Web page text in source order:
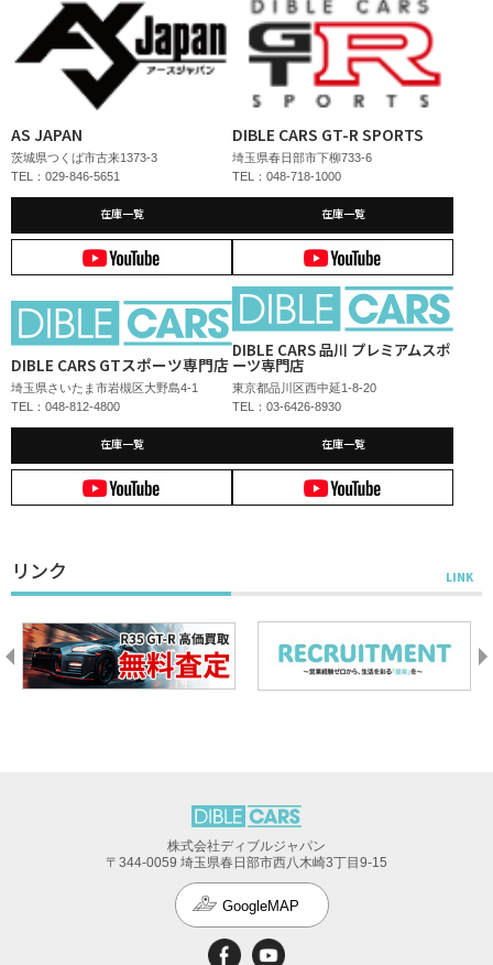
AS JAPAN
茨城県つくば市古来1373-3
TEL：029-846-5651
在庫一覧
DIBLE CARS GT-R SPORTS
埼玉県春日部市下柳733-6
TEL：048-718-1000
在庫一覧
DIBLE CARS GTスポーツ専門店
埼玉県さいたま市岩槻区大野島4-1
TEL：048-812-4800
在庫一覧
DIBLE CARS 品川 プレミアムスポ
ーツ専門店
東京都品川区西中延1-8-20
TEL：03-6426-8930
在庫一覧
リンク
株式会社ディブルジャパン
〒344-0059 埼玉県春日部市西八木崎3丁目9-15
GoogleMAP